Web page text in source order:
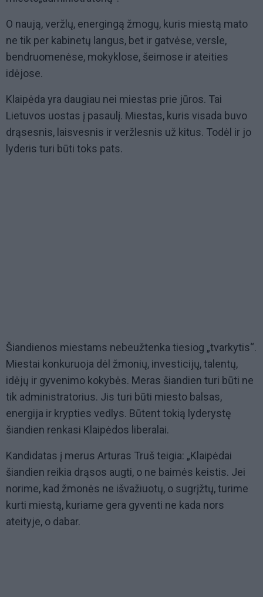
O naują, veržlų, energingą žmogų, kuris miestą mato
ne tik per kabinetų langus, bet ir gatvėse, versle,
bendruomenėse, mokyklose, šeimose ir ateities
idėjose.
Klaipėda yra daugiau nei miestas prie jūros. Tai
Lietuvos uostas į pasaulį. Miestas, kuris visada buvo
drąsesnis, laisvesnis ir veržlesnis už kitus. Todėl ir jo
lyderis turi būti toks pats.
Šiandienos miestams nebeužtenka tiesiog „tvarkytis“.
Miestai konkuruoja dėl žmonių, investicijų, talentų,
idėjų ir gyvenimo kokybės. Meras šiandien turi būti ne
tik administratorius. Jis turi būti miesto balsas,
energija ir krypties vedlys. Būtent tokią lyderystę
šiandien renkasi Klaipėdos liberalai.
Kandidatas į merus Arturas Truš teigia: „Klaipėdai
šiandien reikia drąsos augti, o ne baimės keistis. Jei
norime, kad žmonės ne išvažiuotų, o sugrįžtų, turime
kurti miestą, kuriame gera gyventi ne kada nors
ateityje, o dabar.